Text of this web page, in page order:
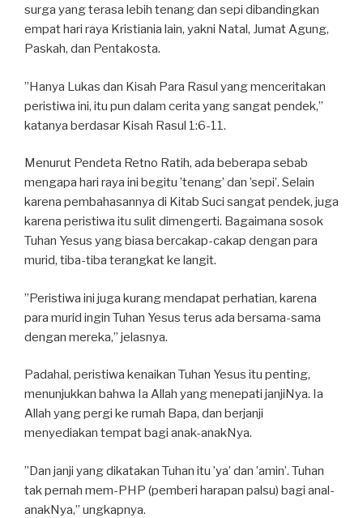
surga yang terasa lebih tenang dan sepi dibandingkan
empat hari raya Kristiania lain, yakni Natal, Jumat Agung,
Paskah, dan Pentakosta.
”Hanya Lukas dan Kisah Para Rasul yang menceritakan
peristiwa ini, itu pun dalam cerita yang sangat pendek,”
katanya berdasar Kisah Rasul 1:6-11.
Menurut Pendeta Retno Ratih, ada beberapa sebab
mengapa hari raya ini begitu ’tenang’ dan ’sepi’. Selain
karena pembahasannya di Kitab Suci sangat pendek, juga
karena peristiwa itu sulit dimengerti. Bagaimana sosok
Tuhan Yesus yang biasa bercakap-cakap dengan para
murid, tiba-tiba terangkat ke langit.
”Peristiwa ini juga kurang mendapat perhatian, karena
para murid ingin Tuhan Yesus terus ada bersama-sama
dengan mereka,” jelasnya.
Padahal, peristiwa kenaikan Tuhan Yesus itu penting,
menunjukkan bahwa Ia Allah yang menepati janjiNya. Ia
Allah yang pergi ke rumah Bapa, dan berjanji
menyediakan tempat bagi anak-anakNya.
”Dan janji yang dikatakan Tuhan itu ’ya’ dan ’amin’. Tuhan
tak pernah mem-PHP (pemberi harapan palsu) bagi anal-
anakNya,” ungkapnya.